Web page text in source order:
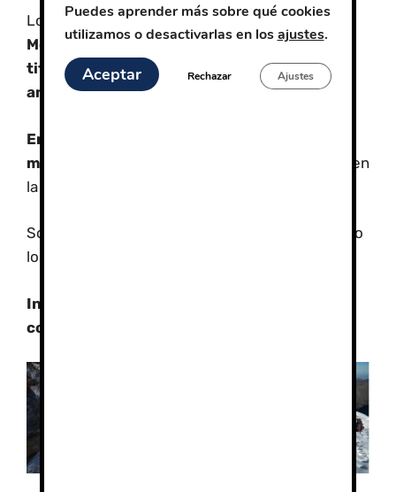
Los Cursos se imparten porGuías de
Montaña especialistas y
titulados según normativa para grupos de
amigos o clubs de montaña.
En Esquí y Snowboards contamos con
monitores titulados
y con amplia experiencia en
la docencia de estos deportes
Solicítanos presupuesto y nos adaptamos tanto
los objetivos y contenidos de los cursos.
Información y presupuestos.
contacto
Puedes aprender más sobre qué cookies
utilizamos o desactivarlas en losajustes.
Aceptar Rechazar Ajustes